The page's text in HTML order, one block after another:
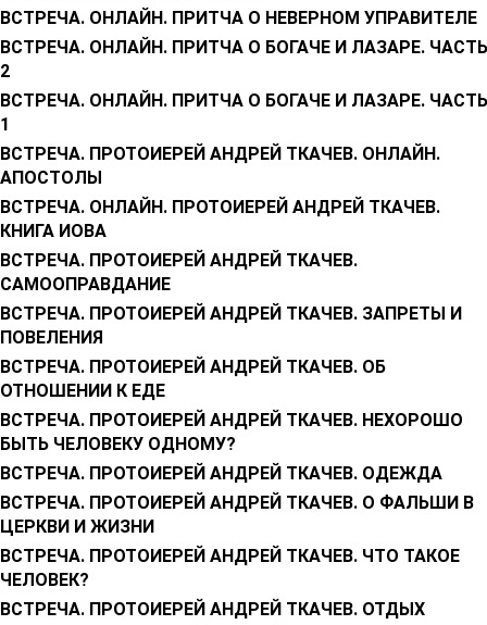
ВСТРЕЧА. ОНЛАЙН. ПРИТЧА О НЕВЕРНОМ УПРАВИТЕЛЕ
ВСТРЕЧА. ОНЛАЙН. ПРИТЧА О БОГАЧЕ И ЛАЗАРЕ. ЧАСТЬ
2
ВСТРЕЧА. ОНЛАЙН. ПРИТЧА О БОГАЧЕ И ЛАЗАРЕ. ЧАСТЬ
1
ВСТРЕЧА. ПРОТОИЕРЕЙ АНДРЕЙ ТКАЧЕВ. ОНЛАЙН.
АПОСТОЛЫ
ВСТРЕЧА. ОНЛАЙН. ПРОТОИЕРЕЙ АНДРЕЙ ТКАЧЕВ.
КНИГА ИОВА
ВСТРЕЧА. ПРОТОИЕРЕЙ АНДРЕЙ ТКАЧЕВ.
САМООПРАВДАНИЕ
ВСТРЕЧА. ПРОТОИЕРЕЙ АНДРЕЙ ТКАЧЕВ. ЗАПРЕТЫ И
ПОВЕЛЕНИЯ
ВСТРЕЧА. ПРОТОИЕРЕЙ АНДРЕЙ ТКАЧЕВ. ОБ
ОТНОШЕНИИ К ЕДЕ
ВСТРЕЧА. ПРОТОИЕРЕЙ АНДРЕЙ ТКАЧЕВ. НЕХОРОШО
БЫТЬ ЧЕЛОВЕКУ ОДНОМУ?
ВСТРЕЧА. ПРОТОИЕРЕЙ АНДРЕЙ ТКАЧЕВ. ОДЕЖДА
ВСТРЕЧА. ПРОТОИЕРЕЙ АНДРЕЙ ТКАЧЕВ. О ФАЛЬШИ В
ЦЕРКВИ И ЖИЗНИ
ВСТРЕЧА. ПРОТОИЕРЕЙ АНДРЕЙ ТКАЧЕВ. ЧТО ТАКОЕ
ЧЕЛОВЕК?
ВСТРЕЧА. ПРОТОИЕРЕЙ АНДРЕЙ ТКАЧЕВ. ОТДЫХ